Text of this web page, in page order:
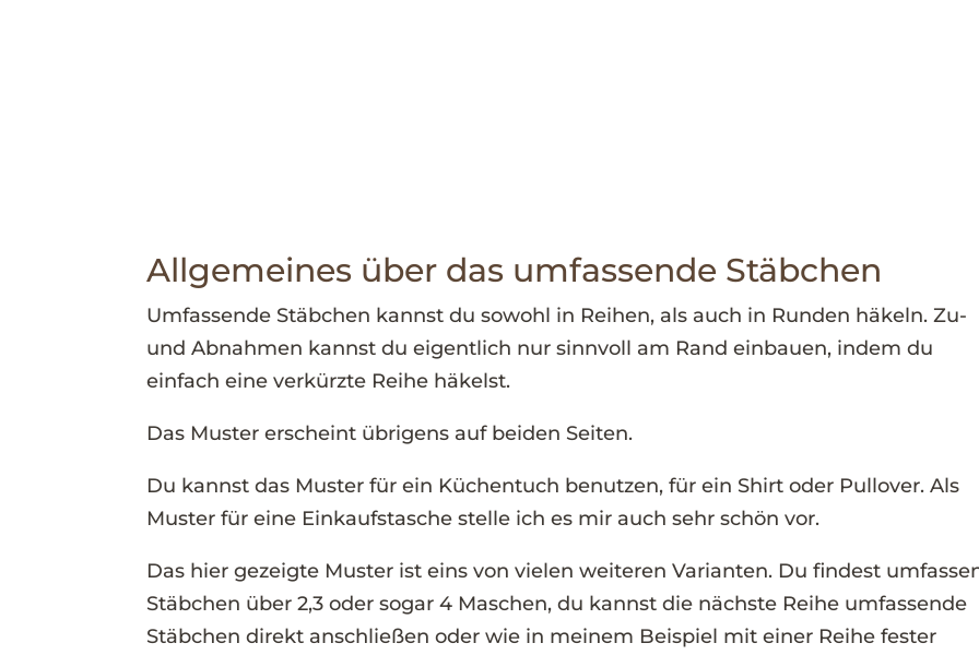
Allgemeines über das umfassende Stäbchen
Umfassende Stäbchen kannst du sowohl in Reihen, als auch in Runden häkeln. Zu-
und Abnahmen kannst du eigentlich nur sinnvoll am Rand einbauen, indem du
einfach eine verkürzte Reihe häkelst.
Das Muster erscheint übrigens auf beiden Seiten.
Du kannst das Muster für ein Küchentuch benutzen, für ein Shirt oder Pullover. Als
Muster für eine Einkaufstasche stelle ich es mir auch sehr schön vor.
Das hier gezeigte Muster ist eins von vielen weiteren Varianten. Du findest
Stäbchen über 2,3 oder sogar 4 Maschen, du kannst die nächste Reihe umfassende
Stäbchen direkt anschließen oder wie in meinem Beispiel mit einer Reihe fester